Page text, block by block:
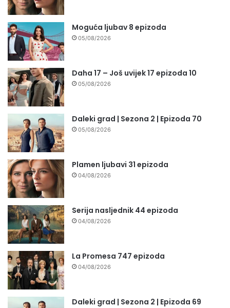
Moguća ljubav 8 epizoda
05/08/2026
Daha 17 – Još uvijek 17 epizoda 10
05/08/2026
Daleki grad | Sezona 2 | Epizoda 70
05/08/2026
Plamen ljubavi 31 epizoda
04/08/2026
Serija nasljednik 44 epizoda
04/08/2026
La Promesa 747 epizoda
04/08/2026
Daleki grad | Sezona 2 | Epizoda 69